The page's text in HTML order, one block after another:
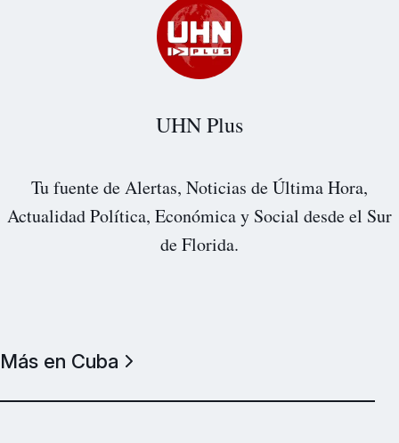
UHN Plus
Tu fuente de Alertas, Noticias de Última Hora,
Actualidad Política, Económica y Social desde el Sur
de Florida.
Más en Cuba